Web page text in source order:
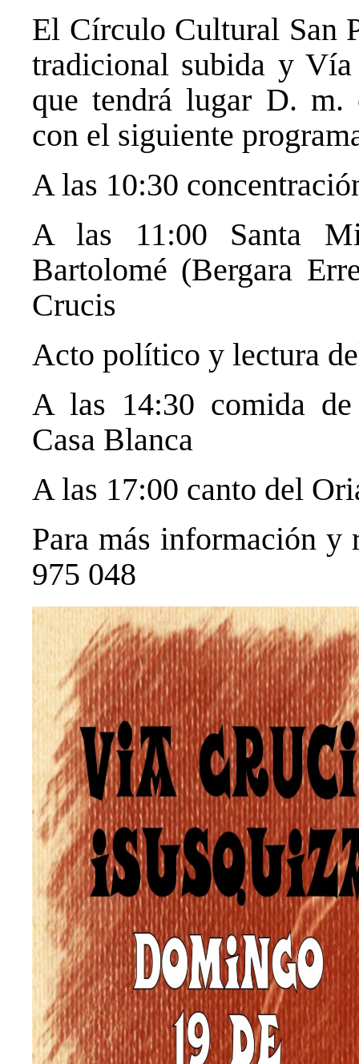
El Círculo Cultural San
tradicional subida y
que tendrá lugar D. m.
con el siguiente
A las 10:30
A las 11:00 Santa
Bartolomé (Bergara
Crucis
Acto político y lectura
A las 14:30 comida de
Casa Blanca
A las 17:00 canto del
Para más información y
975 048